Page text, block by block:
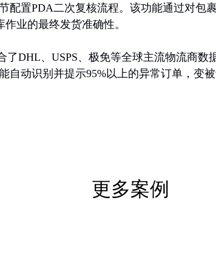
配置PDA二次复核流程。该功能通过对包
业的最终发货准确性。
了DHL、USPS、极免等全球主流物流商
自动识别并提示95%以上的异常订单，变
更多案例